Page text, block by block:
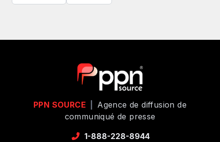
PPN SOURCE
Agence de diffusion de
communiqué de presse
1-888-228-8944